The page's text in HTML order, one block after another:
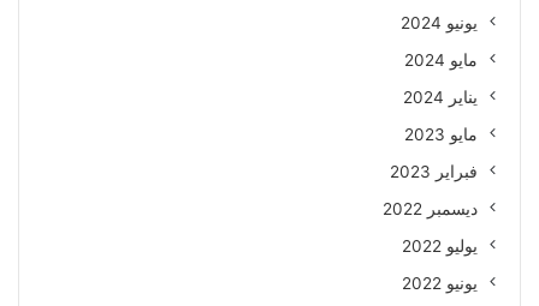
يونيو 2024
مايو 2024
يناير 2024
مايو 2023
فبراير 2023
ديسمبر 2022
يوليو 2022
يونيو 2022